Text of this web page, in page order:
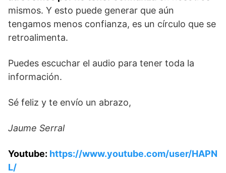
mismos. Y esto puede generar que aún
tengamos menos confianza, es un círculo que se
retroalimenta.
Puedes escuchar el audio para tener toda la
información.
Sé feliz y te envío un abrazo,
Jaume Serral
Youtube: https://www.youtube.com/user/HAPN
L/